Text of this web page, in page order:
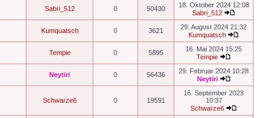
Sabri_512 0 50430
18. Oktober 2024 12:08
Sabri_512
Kumquatsch 0 3621
29. August 2024 21:32
Kumquatsch
Tempie 0 5895
16. Mai 2024 15:25
Tempie
Neytiri 0 56436
29. Februar 2024 10:28
Neytiri
Schwarze6 0 19591
16. September 2023
10:37
Schwarze6